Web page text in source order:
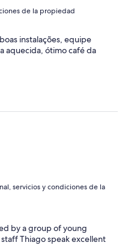
de la propiedad
instalações, equipe
aquecida, ótimo café da
servicios y condiciones de la
by a group of young
Thiago speak excellent